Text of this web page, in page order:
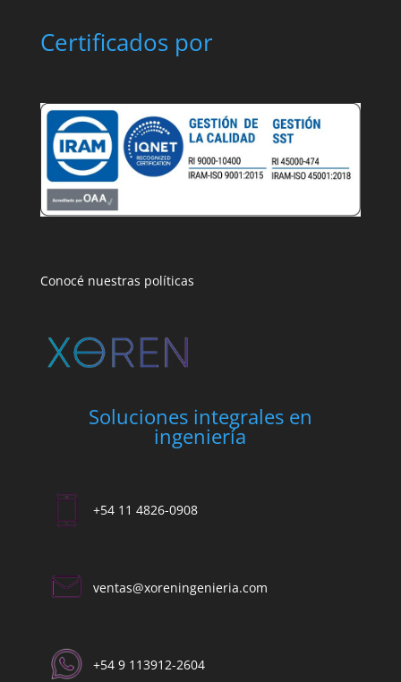
Certificados por
Conocé nuestras políticas
Soluciones integrales en
ingeniería
+54 11 4826-0908
ventas@xoreningenieria.com​
+54 9 113912-2604​